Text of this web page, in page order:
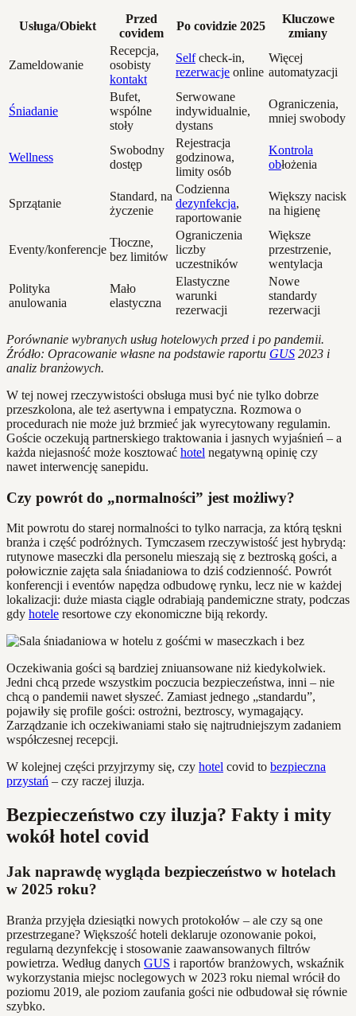
Usługa/Obiekt
Przed
covidem
Po covidzie 2025
Kluczowe
zmiany
Zameldowanie
Recepcja,
osobisty
kontakt
Selfcheck-in,
rezerwacje online
Więcej
automatyzacji
Śniadanie
Bufet,
wspólne
stoły
Serwowane
indywidualnie,
dystans
Ograniczenia,
mniej swobody
Wellness
Swobodny
dostęp
Rejestracja
godzinowa,
limity osób
Kontrola
obłożenia
Sprzątanie
Standard, na
życzenie
Codzienna
dezynfekcja,
raportowanie
Większy nacisk
na higienę
Eventy/konferencje
Tłoczne,
bez limitów
Ograniczenia
liczby
uczestników
Większe
przestrzenie,
wentylacja
Polityka
anulowania
Mało
elastyczna
Elastyczne
warunki
rezerwacji
Nowe
standardy
rezerwacji
Porównanie wybranych usług hotelowych przed i po pandemii.
Źródło: Opracowanie własne na podstawie raportu GUS 2023 i
analiz branżowych.
W tej nowej rzeczywistości obsługa musi być nie tylko dobrze
przeszkolona, ale też asertywna i empatyczna. Rozmowa o
procedurach nie może już brzmieć jak wyrecytowany regulamin.
Goście oczekują partnerskiego traktowania i jasnych wyjaśnień – a
każda niejasność może kosztować hotel negatywną opinię czy
nawet interwencję sanepidu.
Czy powrót do „normalności” jest możliwy?
Mit powrotu do starej normalności to tylko narracja, za którą tęskni
branża i część podróżnych. Tymczasem rzeczywistość jest hybrydą:
rutynowe maseczki dla personelu mieszają się z beztroską gości, a
połowicznie zajęta sala śniadaniowa to dziś codzienność. Powrót
konferencji i eventów napędza odbudowę rynku, lecz nie w każdej
lokalizacji: duże miasta ciągle odrabiają pandemiczne straty, podczas
gdy hotele resortowe czy ekonomiczne biją rekordy.
Oczekiwania gości są bardziej zniuansowane niż kiedykolwiek.
Jedni chcą przede wszystkim poczucia bezpieczeństwa, inni – nie
chcą o pandemii nawet słyszeć. Zamiast jednego „standardu”,
pojawiły się profile gości: ostrożni, beztroscy, wymagający.
Zarządzanie ich oczekiwaniami stało się najtrudniejszym zadaniem
współczesnej recepcji.
W kolejnej części przyjrzymy się, czy hotel covid to bezpieczna
przystań – czy raczej iluzja.
Bezpieczeństwo czy iluzja? Fakty i mity
wokół hotel covid
Jak naprawdę wygląda bezpieczeństwo w hotelach
w 2025 roku?
Branża przyjęła dziesiątki nowych protokołów – ale czy są one
przestrzegane? Większość hoteli deklaruje ozonowanie pokoi,
regularną dezynfekcję i stosowanie zaawansowanych filtrów
powietrza. Według danych GUS i raportów branżowych, wskaźnik
wykorzystania miejsc noclegowych w 2023 roku niemal wrócił do
poziomu 2019, ale poziom zaufania gości nie odbudował się równie
szybko.